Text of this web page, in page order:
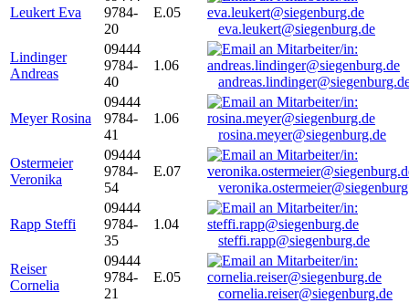
Leukert Eva
9784-
20
E.05
eva.leukert@siegenburg.de
Lindinger
Andreas
09444
9784-
40
1.06
Meyer Rosina
09444
9784-
41
1.06
rosina.meyer@siegenburg.de
Ostermeier
Veronika
09444
9784-
54
E.07
Rapp Steffi
09444
9784-
35
1.04
steffi.rapp@siegenburg.de
Reiser
Cornelia
09444
9784-
21
E.05
cornelia.reiser@siegenburg.de